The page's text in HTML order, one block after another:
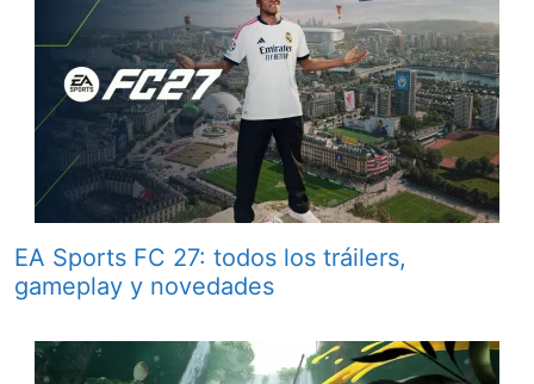
EA Sports FC 27: todos los tráilers,
gameplay y novedades